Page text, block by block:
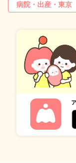
病院・出産・東京